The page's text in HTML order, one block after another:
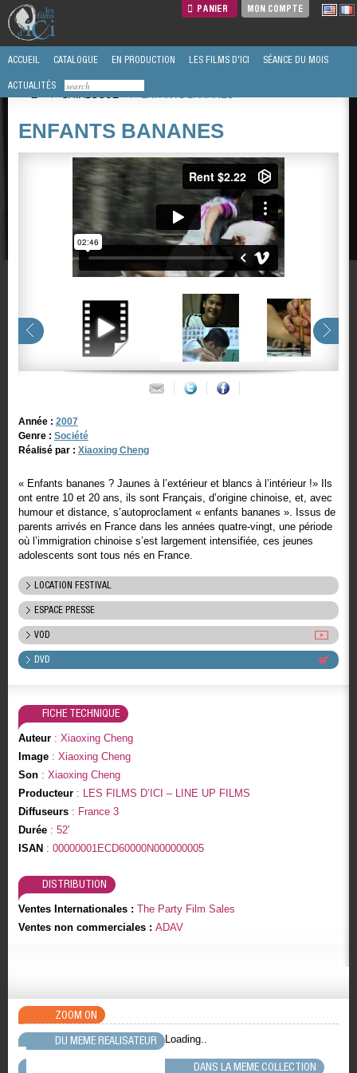
PANIER MON COMPTE
ACCUEIL CATALOGUE EN PRODUCTION LES FILMS D'ICI SÉANCE DU MOIS
ACTUALITÉS
/
CATALOGUE / ENFANTS BANANES
ENFANTS BANANES
Année : 2007
Genre : Société
Réalisé par : Xiaoxing Cheng
« Enfants bananes ? Jaunes à l’extérieur et blancs à l’intérieur !» Ils
ont entre 10 et 20 ans, ils sont Français, d’origine chinoise, et, avec
humour et distance, s’autoproclament « enfants bananes ». Issus de
parents arrivés en France dans les années quatre-vingt, une période
où l’immigration chinoise s’est largement intensifiée, ces jeunes
adolescents sont tous nés en France.
LOCATION FESTIVAL
ESPACE PRESSE
VOD
DVD
FICHE TECHNIQUE
Auteur: Xiaoxing Cheng
Image: Xiaoxing Cheng
Son: Xiaoxing Cheng
Producteur: LES FILMS D’ICI – LINE UP FILMS
Diffuseurs: France 3
Durée: 52'
ISAN : 00000001ECD60000N000000005
DISTRIBUTION
Ventes Internationales : The Party Film Sales
Ventes non commerciales : ADAV
ZOOM ON
DU MEME REALISATEUR
Loading..
DANS LA MEME COLLECTION